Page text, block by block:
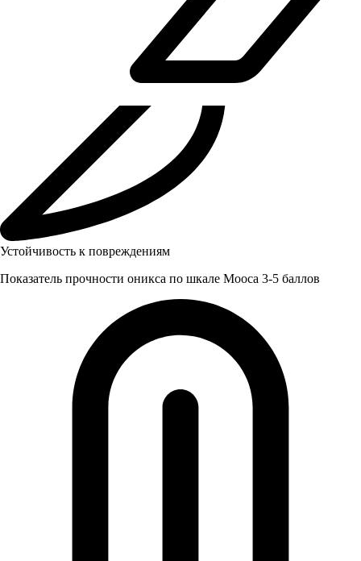
Устойчивость к повреждениям
Показатель прочности оникса по шкале Мооса 3-5 баллов